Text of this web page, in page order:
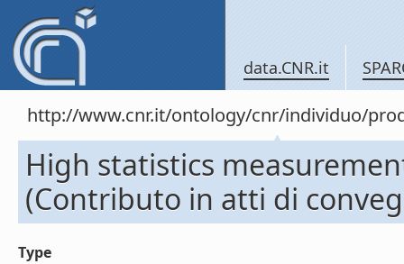
data.CNR.it
http://www.cnr.it/ontology/cnr/individuo/
High statistics
(Contributo in atti di
Type